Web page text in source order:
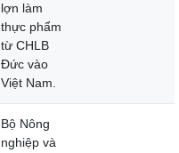
lợn làm
thực phẩm
từ CHLB
Đức vào
Việt Nam.
Bộ Nông
nghiệp và